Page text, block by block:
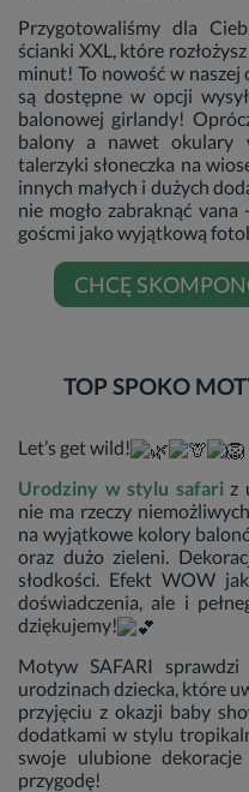
Przygotowaliśmy dla
ścianki XXL, które
minut! To nowość w naszej
są dostępne w opcji
balonowej girlandy!
balony a nawet okulary
talerzyki słoneczka na
innych małych i dużych
nie mogło zabraknąć
goścmi jako wyjątkową
CHCĘ
TOP SPOKO
Let’s get wild!
Urodziny w stylu safariz
nie ma rzeczy
na wyjątkowe kolory
oraz dużo zieleni.
słodkości. Efekt WOW
doświadczenia, ale i
dziękujemy!
Motyw SAFARI
urodzinach dziecka, które
przyjęciu z okazji baby
dodatkami w stylu
swoje ulubione
przygodę!